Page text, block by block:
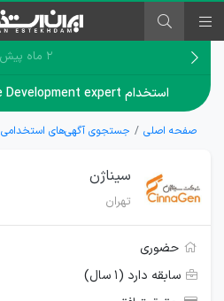
۲ ماه پیش
استخدام Early Stage Development expert در سیناژن
صفحه اصلی جستجوی آگهی‌های استخدامی
سیناژن
تهران
حضوری
سابقه دارد (۱ سال)